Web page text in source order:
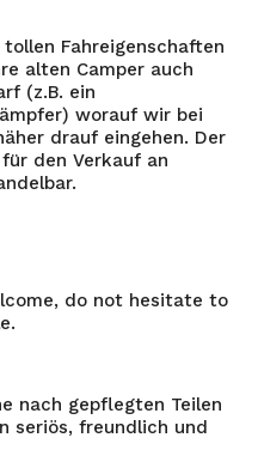
Fahreigenschaften
alten Camper auch
(z.B. ein
worauf wir bei
drauf eingehen. Der
den Verkauf an
do not hesitate to
nach gepflegten Teilen
seriös, freundlich und